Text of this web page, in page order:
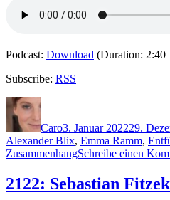
Podcast: Download (Duration:
Subscribe: RSS
Autor
Caro3. Januar 202229.
Alexander Blix, Emma Ramm,
ZusammenhangSchreibe einen
2122: Sebastian